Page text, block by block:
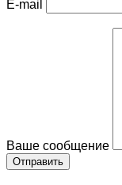
E-mail
Ваше сообщение